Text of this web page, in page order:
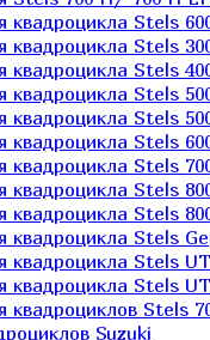
Stels
Stels
Stels
Stels
Stels
Stels
Stels
Stels
Stels
Stels
Stels
Stels
Stels
Suzuki